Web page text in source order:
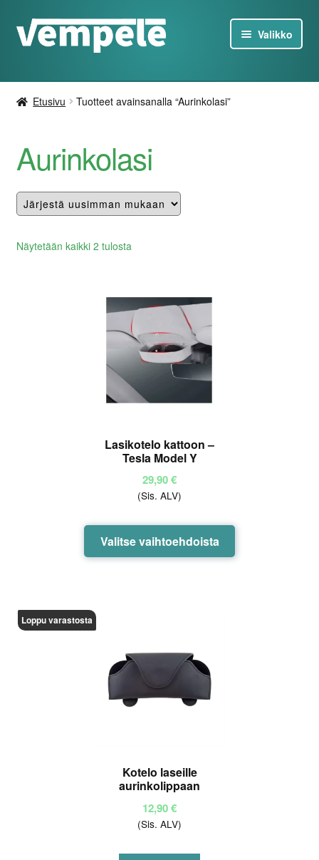
Siirry
navigointiin
Siirry
sisältöön
Valikko
Tarjoukset
Tietoa
Etusivu Tuotteet avainsanalla “Aurinkolasi”
Aurinkolasi
Näytetään kaikki 2 tulostaLajiteltu
Lasikotelo kattoon –
Tesla Model Y
29,90€
(Sis. ALV)
Valitse vaihtoehdoista
Tällä
tuotteella
Loppu varastosta
Kotelo laseille
aurinkolippaan
12,90€
(Sis. ALV)